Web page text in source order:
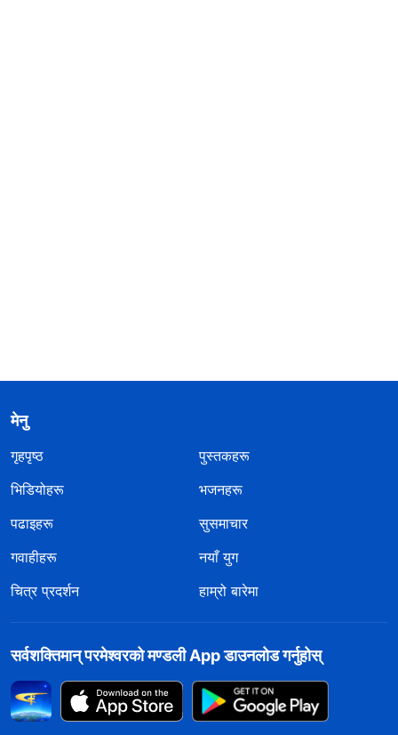
मेनु
गृहपृष्ठ
पुस्तकहरू
भिडियोहरू
भजनहरू
पढाइहरू
सुसमाचार
गवाहीहरू
नयाँ युग
चित्र प्रदर्शन
हाम्रो बारेमा
सर्वशक्तिमान्‌ परमेश्‍वरको मण्डली App डाउनलोड गर्नुहोस्